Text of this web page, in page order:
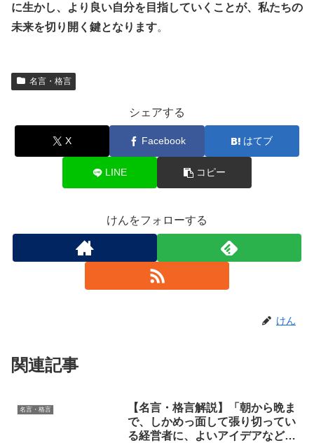
に生かし、より良い自分を目指していくことが、私たちの
未来を切り開く鍵となります。
名言・格言
シェアする
X Facebook はてブ
LINE コピー
けんをフォローする
けん
関連記事
名言・格言
【名言・格言解説】「朝から晩ま
で、しかめっ面して張り切ってい
る経営者に、よいアイデアなど生